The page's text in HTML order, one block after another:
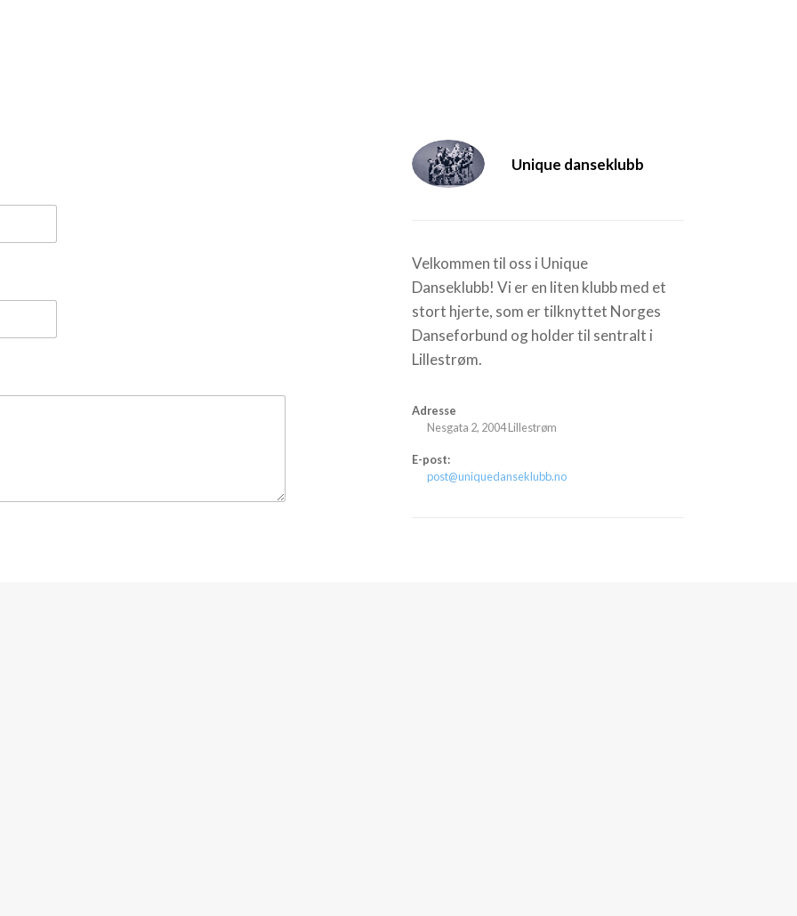
Unique danseklubb
Velkommen til oss i Unique
Danseklubb! Vi er en liten klubb med et
stort hjerte, som er tilknyttet Norges
Danseforbund og holder til sentralt i
Lillestrøm.
Adresse
Nesgata 2, 2004 Lillestrøm
E-post:
post@uniquedanseklubb.no